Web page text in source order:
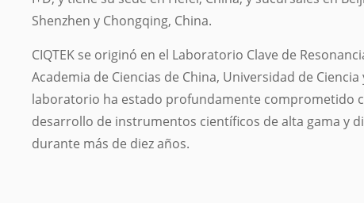
Shenzhen y Chongqing, China.
CIQTEK se originó en el Laboratorio Clave de
Academia de Ciencias de China, Universidad de Ciencia
laboratorio ha estado profundamente comprometido
desarrollo de instrumentos científicos de alta gama y
durante más de diez años.